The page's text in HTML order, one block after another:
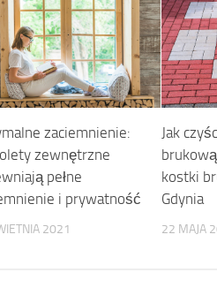
zaciemnienie:
zewnętrzne
pełne
i prywatność
2021
Jak
kostki
Gdynia
22 MAJA